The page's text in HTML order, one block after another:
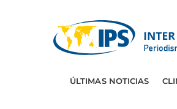
ÚLTIMAS NOTICIAS